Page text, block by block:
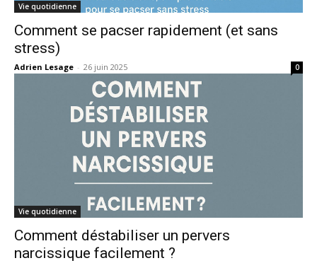
Vie quotidienne
Comment se pacser rapidement (et sans
stress)
Adrien Lesage - 26 juin 2025 0
Vie quotidienne
Comment déstabiliser un pervers
narcissique facilement ?